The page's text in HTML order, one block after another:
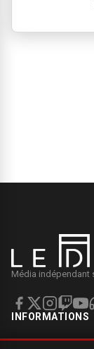
Média indépendant
INFORMATIONS
Mentions légales